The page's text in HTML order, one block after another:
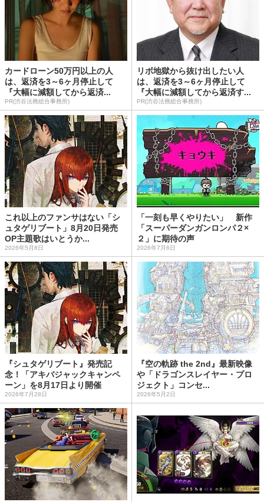
カードローン50万円以上の人
は、返済を3～6ヶ月停止して
『大幅に減額してから返済...
PR(渋谷法務総合事務所)
リボ地獄から抜け出したい人
は、返済を3～6ヶ月停止して
『大幅に減額してから返済す...
PR(渋谷法務総合事務所)
これ以上のファンサはない「シ
ュタゲリブート」8月20日発売
OP主題歌はいとうか...
2026年5月8日
「一刻も早くやりたい」 新作
「スーパーダンガンロンパ２×
２」に期待の声
2026年7月6日
『シュタゲリブート』発売記
念！「アキバジャックキャンペ
ーン」を8月17日より開催
2026年7月28日
『空の軌跡 the 2nd』最新映像
や「ドラゴンスレイヤー・プロ
ジェクト」コンセ...
2026年5月2日